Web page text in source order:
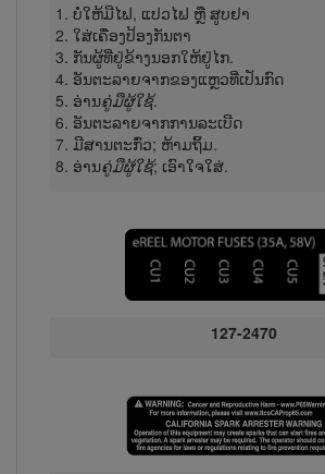
ບໍ່ໃຫ້ມີໄຟ, ແປວໄຟ ຫຼື ສູບຢາ
ໃສ່ເຄື່ອງປ້ອງກັນຕາ
ກັນຜູ້ທີ່ຢູ່ຂ້າງນອກໃຫ້​ຢູ່​ໄກ.
ອັນ​ຕະ​ລາຍ​ຈາກ​ຂອງ​ແຫຼວທີ່​ເປັນ​ກົດ
ອ່ານຄູ່ມືຜູ້ໃຊ້.
ອັນຕະລາຍຈາກການລະເບີດ
ມີສານຕະກົ່ວ; ຫ້າມຖິ້ມ.
ອ່ານຄູ່ມືຜູ້ໃຊ້; ເອົາ​ໃຈ​ໃສ່.
127-2470